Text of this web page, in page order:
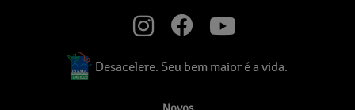
Desacelere. Seu bem maior é a vida.